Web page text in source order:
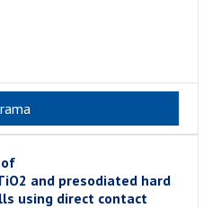
and presodiated hard
using direct contact